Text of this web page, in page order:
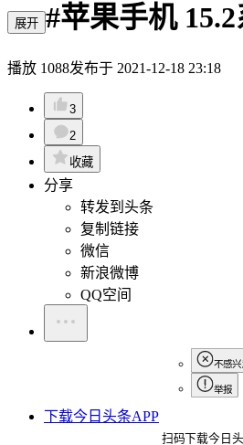
展开 #苹果手机
播放 1088发布于 2021-12-18 23:18
3
2
收藏
分享
转发到头条
复制链接
微信
新浪微博
QQ空间
不感
举报
下载今日头条APP
扫码下载今日